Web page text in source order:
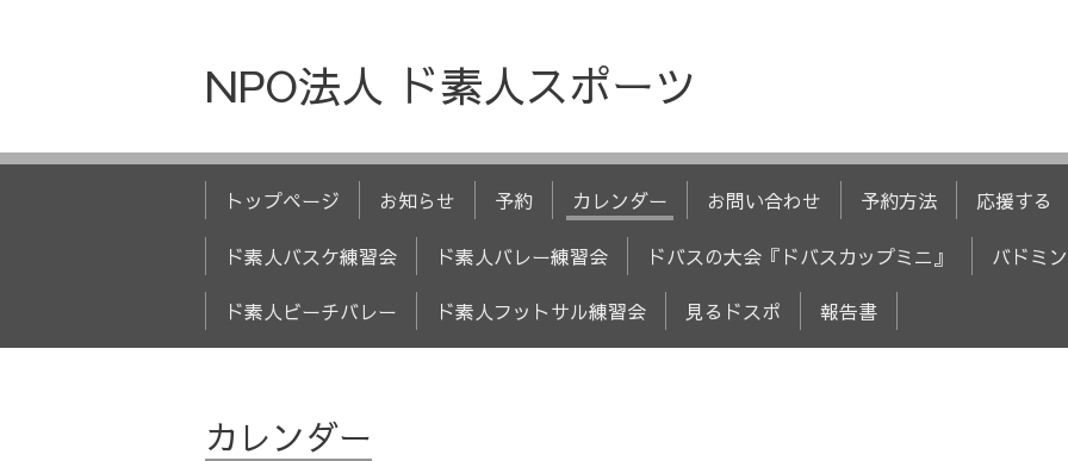
NPO法人 ド素人スポーツ
トップページ お知らせ 予約 カレンダー お問い合わせ 予約方法 応援する
ド素人バスケ練習会 ド素人バレー練習会 ドバスの大会『ドバスカップミニ』 バドミ
ド素人ビーチバレー ド素人フットサル練習会 見るドスポ 報告書
カレンダー